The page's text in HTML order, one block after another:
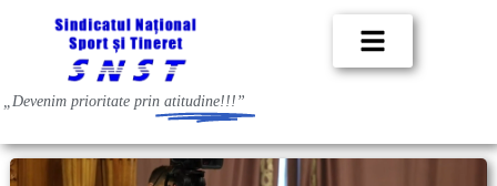
„Devenim prioritate prin atitudine!!!”